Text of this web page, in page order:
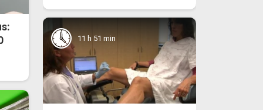
11 h 51 min